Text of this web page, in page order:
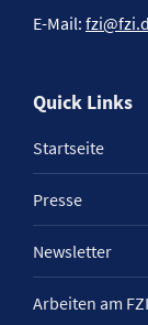
E-Mail:
Quick Links
Startseite
Presse
Newsletter
Arbeiten am FZI